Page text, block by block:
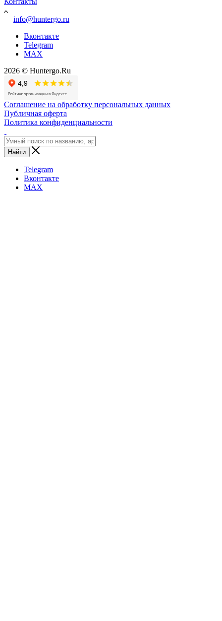
info@huntergo.ru
Вконтакте
Telegram
MAX
2026 © Huntergo.Ru
Соглашение на обработку персональных данных
Публичная оферта
Политика конфиденциальности
Найти
Telegram
Вконтакте
MAX